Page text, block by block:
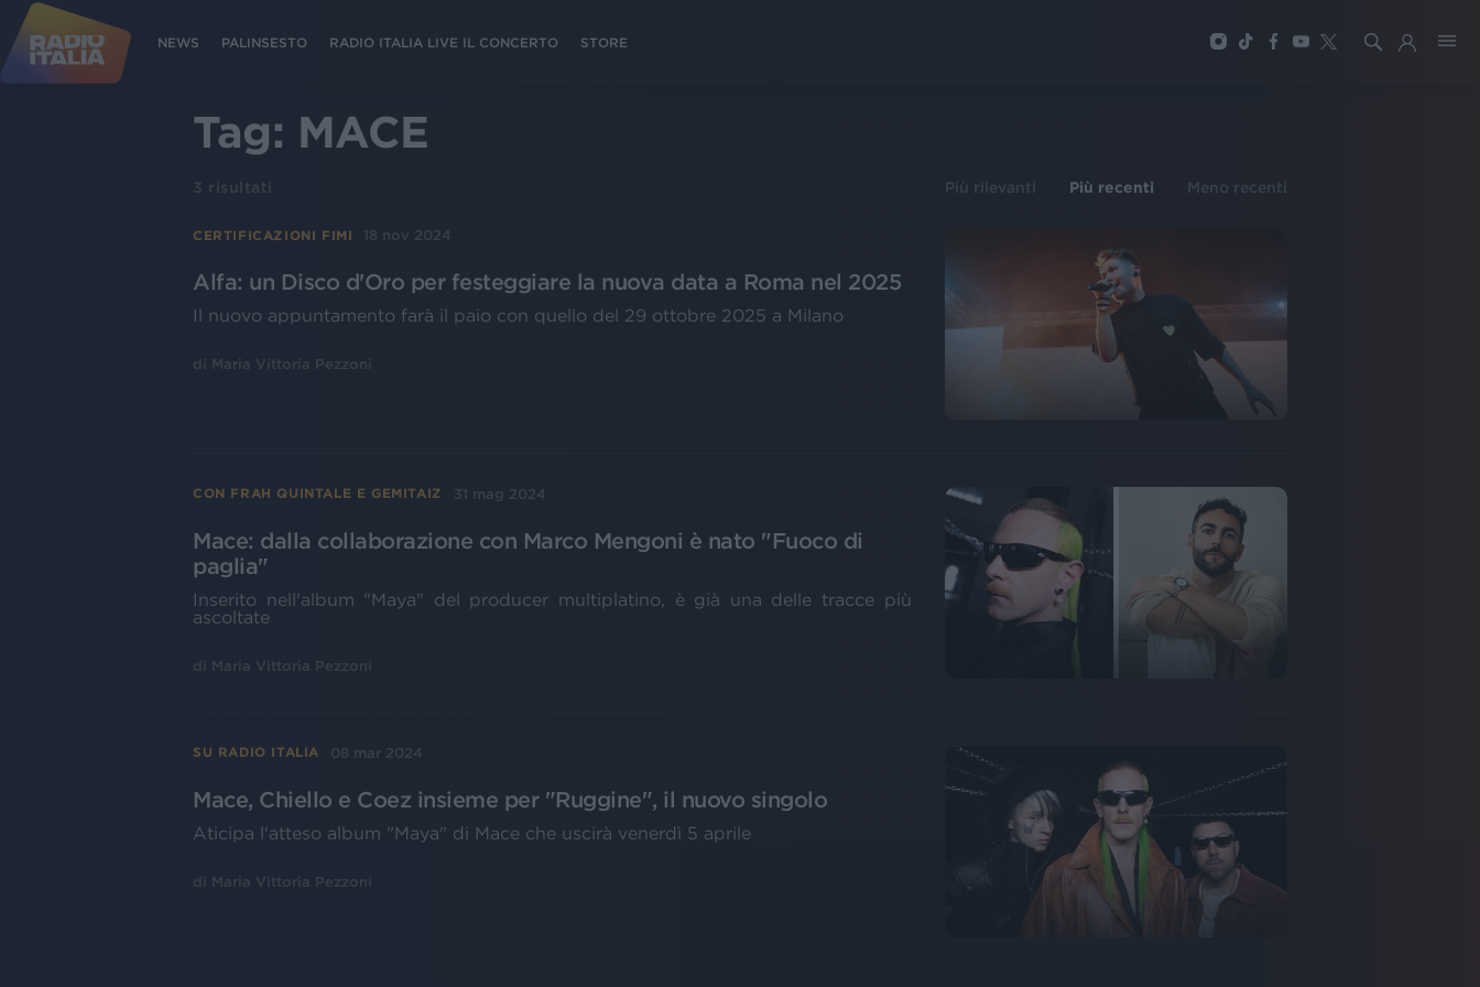
NEWS PALINSESTO RADIO ITALIA LIVE IL CONCERTO STORE
Tag: MACE
3 risultati Più rilevanti Più recenti Meno recenti
CERTIFICAZIONI FIMI 18 nov 2024
Alfa: un Disco d'Oro per festeggiare la nuova data a Roma nel 2025
Il nuovo appuntamento farà il paio con quello del 29 ottobre 2025 a Milano
di Maria Vittoria Pezzoni
CON FRAH QUINTALE E GEMITAIZ 31 mag 2024
Mace: dalla collaborazione con Marco Mengoni è nato "Fuoco di
paglia"
Inserito nell'album "Maya" del producer multiplatino, è già una delle tracce più
ascoltate
di Maria Vittoria Pezzoni
SU RADIO ITALIA 08 mar 2024
Mace, Chiello e Coez insieme per "Ruggine", il nuovo singolo
Aticipa l'atteso album "Maya" di Mace che uscirà venerdì 5 aprile
di Maria Vittoria Pezzoni